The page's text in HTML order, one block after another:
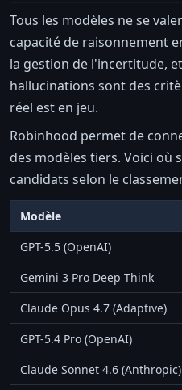
Tous les modèles ne se
capacité de raisonnement
la gestion de l'incertitude,
hallucinations sont des
réel est en jeu.
Robinhood permet de
des modèles tiers. Voici où
candidats selon le
Modèle
GPT-5.5 (OpenAI)
Gemini 3 Pro Deep Think
Claude Opus 4.7 (Adaptive)
GPT-5.4 Pro (OpenAI)
Claude Sonnet 4.6 (Anthropic)